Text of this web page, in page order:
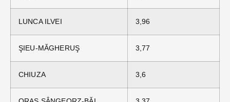
LUNCA ILVEI 3,96
ŞIEU-MĂGHERUŞ 3,77
CHIUZA 3,6